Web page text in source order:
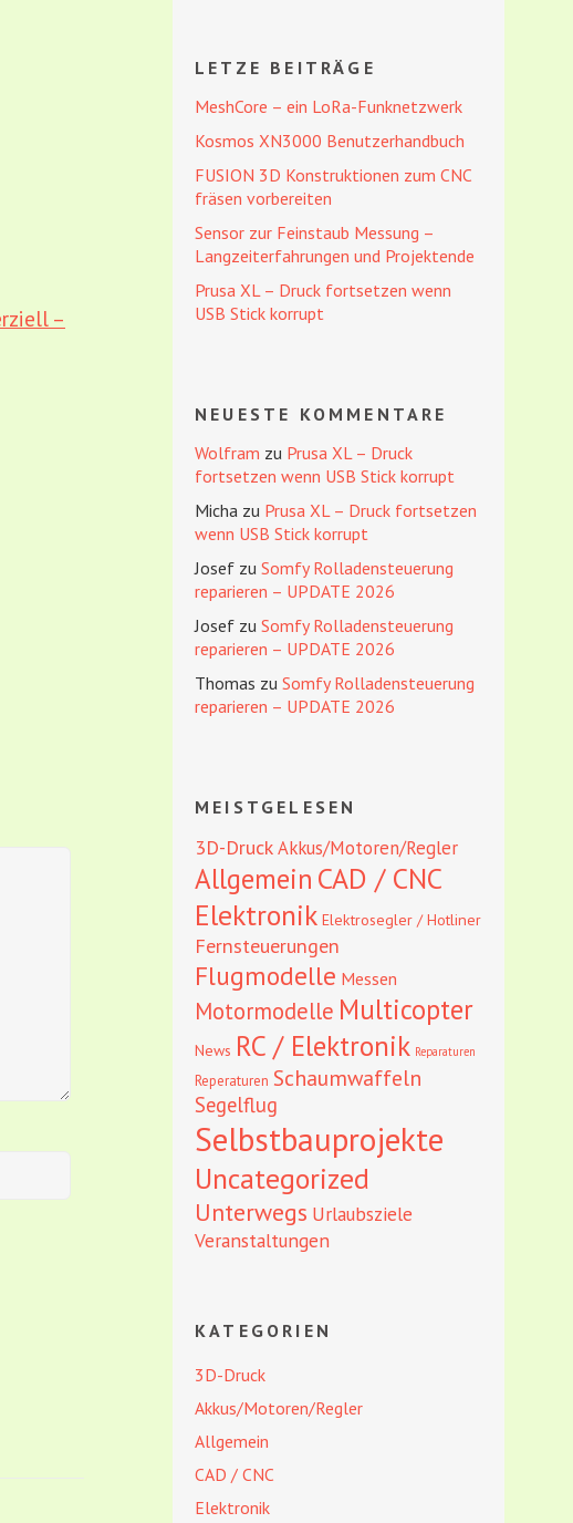
–
LETZE BEITRÄGE
MeshCore – ein LoRa-Funknetzwerk
Kosmos XN3000 Benutzerhandbuch
FUSION 3D Konstruktionen zum CNC
fräsen vorbereiten
Sensor zur Feinstaub Messung –
Langzeiterfahrungen und Projektende
Prusa XL – Druck fortsetzen wenn
USB Stick korrupt
NEUESTE KOMMENTARE
Wolfram zu Prusa XL – Druck
fortsetzen wenn USB Stick korrupt
Micha zu Prusa XL – Druck fortsetzen
wenn USB Stick korrupt
Josef zu Somfy Rolladensteuerung
reparieren – UPDATE 2026
Josef zu Somfy Rolladensteuerung
reparieren – UPDATE 2026
Thomas zu Somfy Rolladensteuerung
reparieren – UPDATE 2026
MEISTGELESEN
3D-DruckAkkus/Motoren/Regler
Allgemein CAD / CNC
Elektronik Elektrosegler / Hotliner
Fernsteuerungen
Flugmodelle Messen
Motormodelle Multicopter
News RC / Elektronik Reparaturen
Reperaturen Schaumwaffeln
Segelflug
Selbstbauprojekte
Uncategorized
Unterwegs Urlaubsziele
Veranstaltungen
KATEGORIEN
3D-Druck
Akkus/Motoren/Regler
Allgemein
CAD / CNC
Elektronik